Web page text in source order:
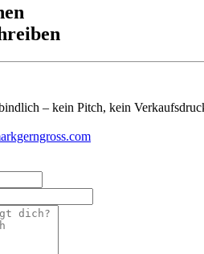
– kein Pitch, kein